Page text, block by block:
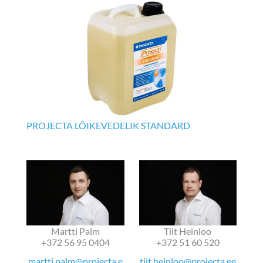
PROJECTA LÕIKEVEDELIK STANDARD
Martti Palm
+372 56 95 0404
Tiit Heinloo
+372 51 60 520